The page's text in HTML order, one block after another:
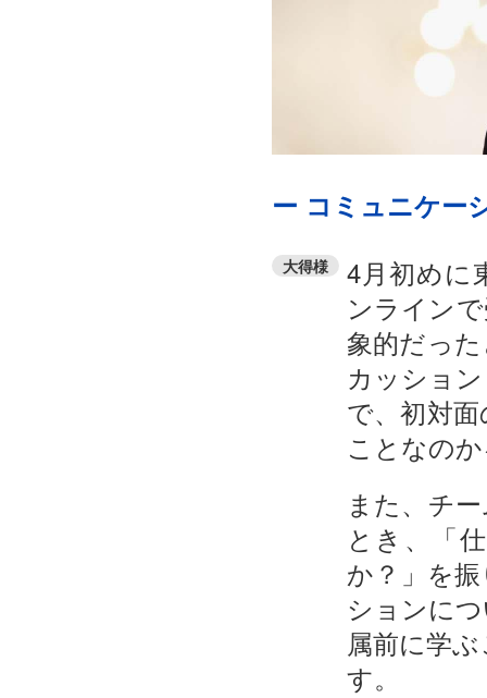
ー コミュニケー
大得様
4月初めに
ンライン
象的だっ
カッショ
で、初対
ことなの
また、チ
とき、「
か？」を
ションに
属前に学
す。